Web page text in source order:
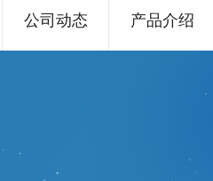
公司动态 产品介绍